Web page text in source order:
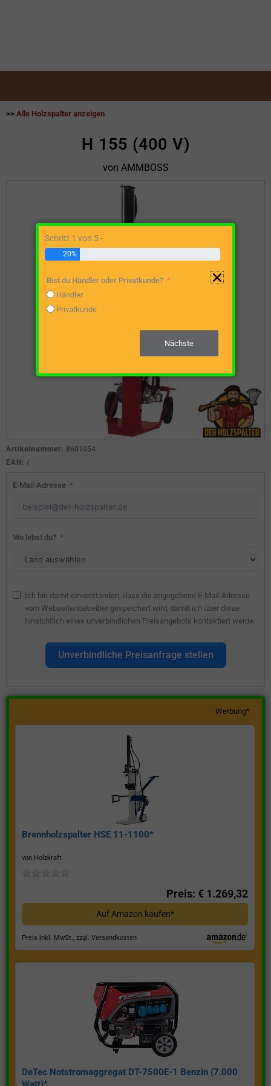
>> Alle Holzspalter anzeigen
H 155 (400 V)
von AMMBOSS
Artikelnummer: 8601054
EAN: /
E-Mail-Adresse
Wo lebst du?
Ich bin damit einverstanden, dass die angegebene E-Mail-Adresse
vom Webseitenbetreiber gespeichert wird, damit ich über diese
hinsichtlich eines unverbindlichen Preisangebots kontaktiert werde.
Unverbindliche Preisanfrage stellen
Werbung*
Brennholzspalter HSE 11-1100*
von Holzkraft
Preis: € 1.269,32
Auf Amazon kaufen*
Preis inkl. MwSt., zzgl. Versandkosten
DeTec Notstromaggregat DT-7500E-1 Benzin (7.000
Schritt 1 von 5 -
20%
Bist du Händler oder Privatkunde?
Händler
Privatkunde
Nächste